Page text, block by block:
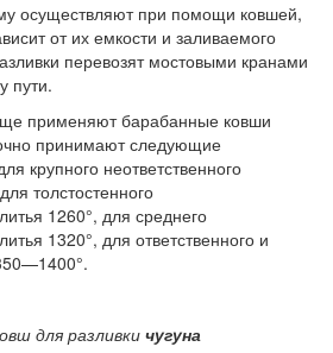
осуществляют при помощи ковшей,
от их емкости и заливаемого
перевозят мостовыми кранами
пути.
применяют барабанные ковши
принимают следующие
крупного неответственного
толстостенного
1260°, для среднего
1320°, для ответственного и
для разливки чугуна